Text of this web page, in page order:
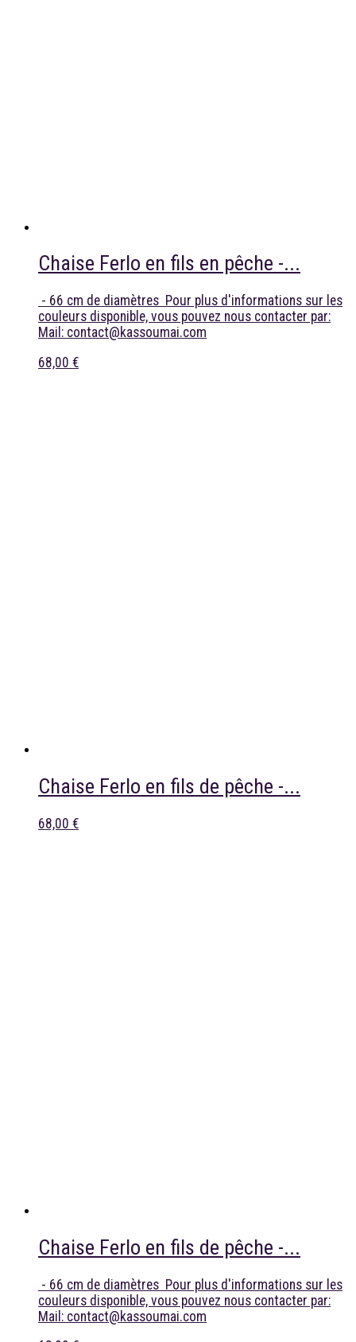
Chaise Ferlo en fils en pêche -...
- 66 cm de diamètres Pour plus d'informations sur les
couleurs disponible, vous pouvez nous contacter par:
Mail: contact@kassoumai.com
68,00 €
Chaise Ferlo en fils de pêche -...
68,00 €
Chaise Ferlo en fils de pêche -...
- 66 cm de diamètres Pour plus d'informations sur les
couleurs disponible, vous pouvez nous contacter par:
Mail: contact@kassoumai.com